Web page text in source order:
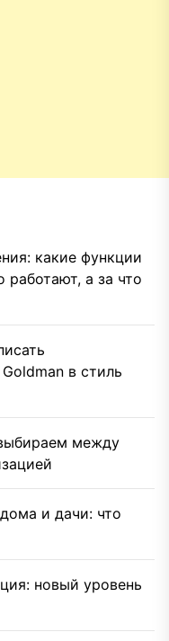
какие функции
работают, а за что
в стиль
между
и дачи: что
новый уровень